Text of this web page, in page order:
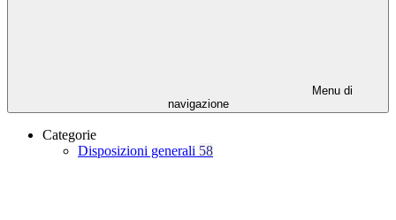
Menu di
navigazione
Categorie
Disposizioni generali 58